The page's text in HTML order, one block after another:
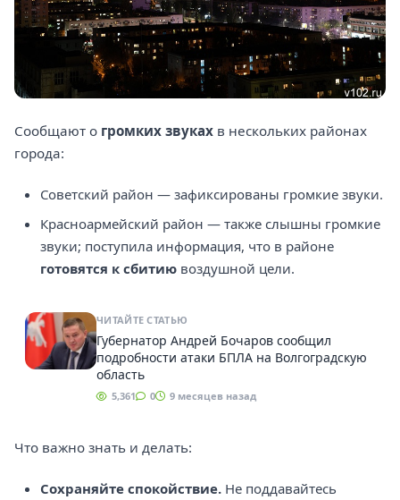
Сообщают о громких звуках в нескольких районах
города:
Советский район — зафиксированы громкие звуки.
Красноармейский район — также слышны громкие
звуки; поступила информация, что в районе
готовятся к сбитиювоздушной цели.
ЧИТАЙТЕ СТАТЬЮ
Губернатор Андрей Бочаров сообщил
подробности атаки БПЛА на Волгоградскую
область
5,361 0 9 месяцев назад
Что важно знать и делать:
Сохраняйте спокойствие.Не поддавайтесь